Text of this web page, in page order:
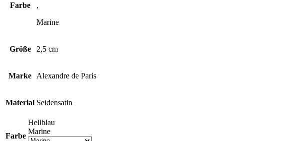
Farbe
,
Marine
Größe 2,5 cm
Marke Alexandre de Paris
Material Seidensatin
Farbe
Hellblau
Marine